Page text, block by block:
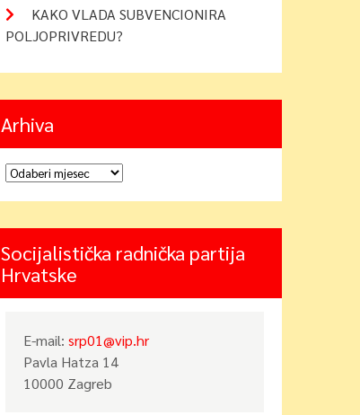
KAKO VLADA SUBVENCIONIRA
POLJOPRIVREDU?
Arhiva
Arhiva
Socijalistička radnička partija
Hrvatske
E-mail:srp01@vip.hr
Pavla Hatza 14
10000 Zagreb